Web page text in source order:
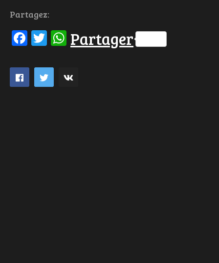
Partagez:
Facebook
Twitter
WhatsApp
Partager